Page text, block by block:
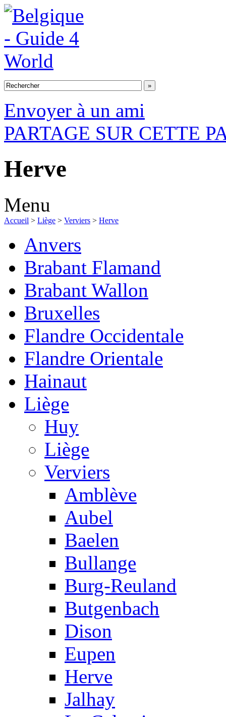
Envoyer à un ami
PARTAGE SUR CETTE
Herve
Menu
Accueil > Liège > Verviers > Herve
Anvers
Brabant Flamand
Brabant Wallon
Bruxelles
Flandre Occidentale
Flandre Orientale
Hainaut
Liège
Huy
Liège
Verviers
Amblève
Aubel
Baelen
Bullange
Burg-Reuland
Butgenbach
Dison
Eupen
Herve
Jalhay